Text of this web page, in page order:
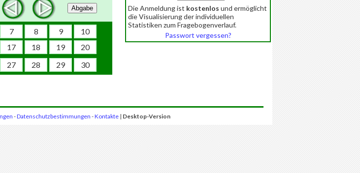
Abgabe
7 8 9
10
17 18 19
20
27 28 29 30
Die Anmeldung ist kostenlos und ermöglicht
die Visualisierung der individuellen
Statistiken zum Fragebogenverlauf.
Passwort vergessen?
-Datenschutzbestimmungen -Kontakte| Desktop-Version